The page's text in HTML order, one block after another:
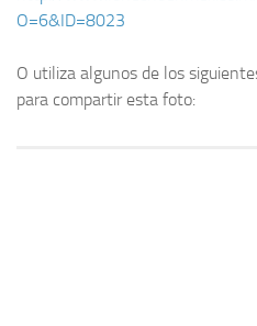
O=6&ID=8023
O utiliza algunos de los
para compartir esta foto: